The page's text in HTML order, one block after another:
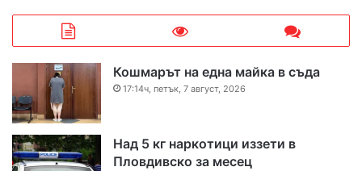
Кошмарът на една майка в съда
17:14ч, петък, 7 август, 2026
Над 5 кг наркотици иззети в
Пловдивско за месец